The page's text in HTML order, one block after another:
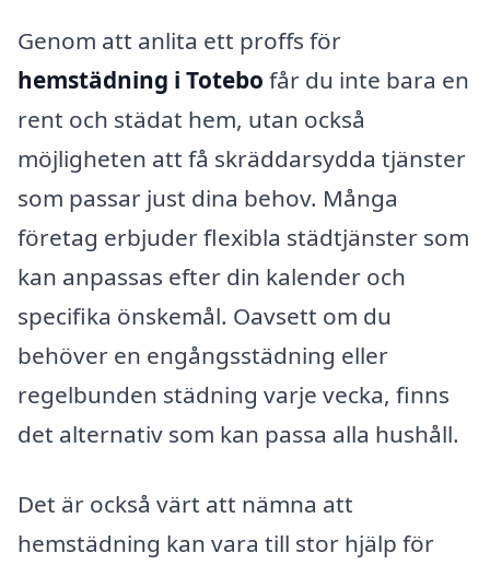
Genom att anlita ett proffs för
hemstädning i Totebo får du inte bara en
rent och städat hem, utan också
möjligheten att få skräddarsydda tjänster
som passar just dina behov. Många
företag erbjuder flexibla städtjänster som
kan anpassas efter din kalender och
specifika önskemål. Oavsett om du
behöver en engångsstädning eller
regelbunden städning varje vecka, finns
det alternativ som kan passa alla hushåll.
Det är också värt att nämna att
hemstädning kan vara till stor hjälp för